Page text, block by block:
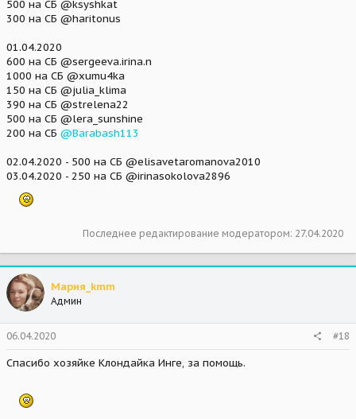
500 на СБ @ksyshkat
300 на СБ @haritonus
01.04.2020
600 на СБ @sergeeva.irina.n
1000 на СБ @xumu4ka
150 на СБ @julia_klima
390 на СБ @strelena22
500 на СБ @lera_sunshine
200 на СБ @Barabash113
02.04.2020 - 500 на СБ @elisavetaromanova2010
03.04.2020 - 250 на СБ @irinasokolova2896
Последнее редактирование модератором: 27.04.2020
Мария_kmm
Админ
06.04.2020 #18
Спасибо хозяйке Клондайка Инге, за помощь.